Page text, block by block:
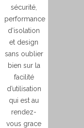
sécurité,
performance
d’isolation
et design
sans oublier
bien sur la
facilité
d’utilisation
qui est au
rendez-
vous grace